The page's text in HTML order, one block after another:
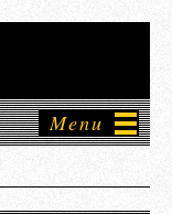
Menu